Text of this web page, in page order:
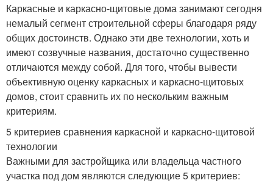
Каркасные и каркасно-щитовые дома занимают сегодня
немалый сегмент строительной сферы благодаря ряду
общих достоинств. Однако эти две технологии, хоть и
имеют созвучные названия, достаточно существенно
отличаются между собой. Для того, чтобы вывести
объективную оценку каркасных и каркасно-щитовых
домов, стоит сравнить их по нескольким важным
критериям.
5 критериев сравнения каркасной и каркасно-щитовой
технологии
Важными для застройщика или владельца частного
участка под дом являются следующие 5 критериев: